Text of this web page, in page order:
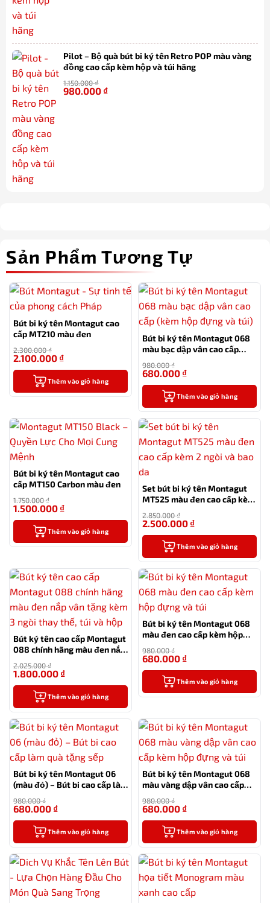
Pilot – Bộ quà bút bi ký tên Retro POP màu vàng
đồng cao cấp kèm hộp và túi hãng
1.150.000₫
980.000 ₫
Sản Phẩm Tương Tự
Bút bi ký tên Montagut cao
cấp MT210 màu đen
2.300.000₫
2.100.000 ₫
Thêm vào giỏ hàng
Bút bi ký tên Montagut 068
màu bạc dập vân cao cấp
980.000₫
680.000 ₫
Thêm vào giỏ hàng
Bút bi ký tên Montagut cao
cấp MT150 Carbon màu đen
1.750.000₫
1.500.000 ₫
Thêm vào giỏ hàng
Set bút bi ký tên Montagut
MT525 màu đen cao cấp kèm
2.850.000₫
2.500.000 ₫
Thêm vào giỏ hàng
Bút ký tên cao cấp Montagut
088 chính hãng màu đen nắp
thế, túi và hộp
2.025.000₫
1.800.000 ₫
Thêm vào giỏ hàng
Bút bi ký tên Montagut 068
màu đen cao cấp kèm hộp
980.000₫
680.000 ₫
Thêm vào giỏ hàng
Bút bi ký tên Montagut 06
(màu đỏ) – Bút bi cao cấp làm
quà tặng sếp
980.000₫
680.000 ₫
Thêm vào giỏ hàng
Bút bi ký tên Montagut 068
màu vàng dập vân cao cấp
kèm hộp đựng và túi
980.000₫
680.000 ₫
Thêm vào giỏ hàng